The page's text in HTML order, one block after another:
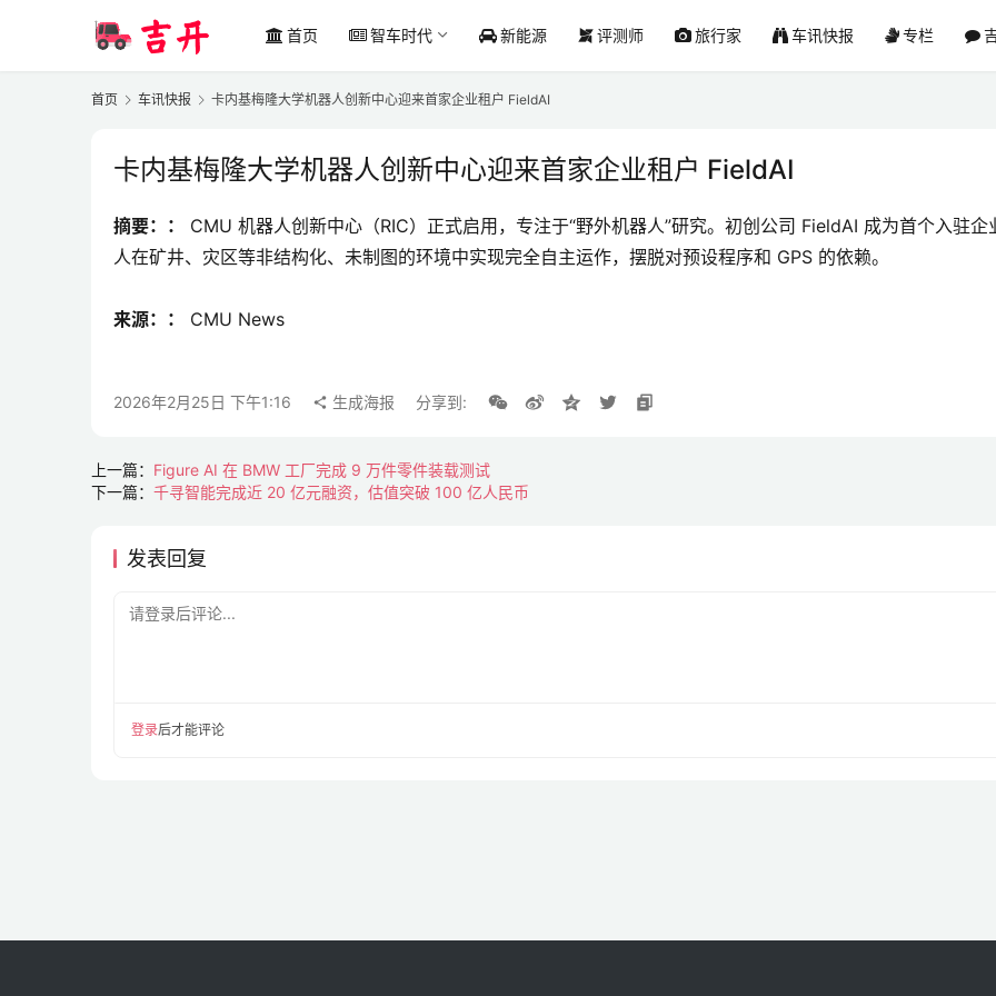
首页 智车时代 新能源 评测师 旅行家 车讯快报 专栏
首页 车讯快报 卡内基梅隆大学机器人创新中心迎来首家企业租户 FieldAI
卡内基梅隆大学机器人创新中心迎来首家企业租户 FieldAI
摘要：：
CMU 机器人创新中心（RIC）正式启用，专注于“野外机器人”研究。初创公司 FieldAI 成为首个入驻
人在矿井、灾区等非结构化、未制图的环境中实现完全自主运作，摆脱对预设程序和 GPS 的依赖。
来源：： CMU News
2026年2月25日 下午1:16 生成海报 分享到:
上一篇： Figure AI 在 BMW 工厂完成 9 万件零件装载测试
下一篇： 千寻智能完成近 20 亿元融资，估值突破 100 亿人民币
发表回复
请登录后评论...
登录后才能评论